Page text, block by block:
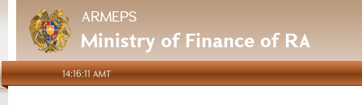
ARMEPS
Ministry of Finance of RA
14:16:11 AMT